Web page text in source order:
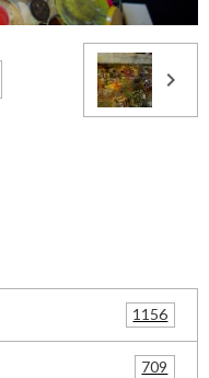
1156
709